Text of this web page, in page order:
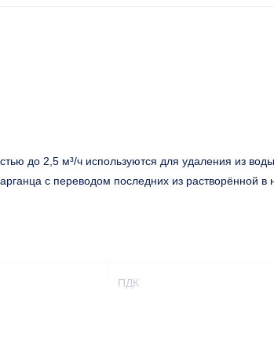
до 2,5 м³/ч используются для удаления из воды
с переводом последних из растворённой в
ПДК